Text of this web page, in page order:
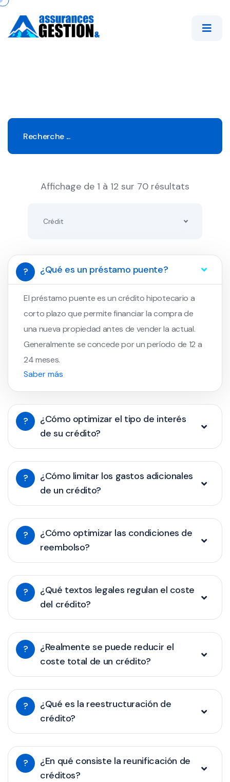
Affichage de 1 à 12 sur 70 résultats
Crédit
? ¿Qué es un préstamo puente?
El préstamo puente es un crédito hipotecario a
corto plazo que permite financiar la compra de
una nueva propiedad antes de vender la actual.
Generalmente se concede por un período de 12 a
24 meses.
Saber más
?
¿Cómo optimizar el tipo de interés
de su crédito?
?
¿Cómo limitar los gastos adicionales
de un crédito?
?
¿Cómo optimizar las condiciones de
reembolso?
?
¿Qué textos legales regulan el coste
del crédito?
?
¿Realmente se puede reducir el
coste total de un crédito?
?
¿Qué es la reestructuración de
crédito?
?
¿En qué consiste la reunificación de
créditos?